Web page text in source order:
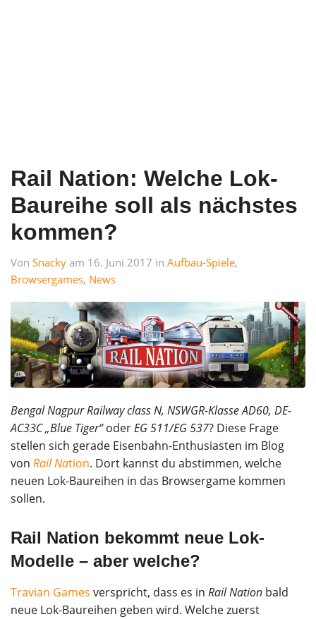
Rail Nation: Welche Lok-
Baureihe soll als nächstes
kommen?
Von Snacky am 16. Juni 2017 in Aufbau-Spiele,
Browsergames, News
Bengal Nagpur Railway class N, NSWGR-Klasse AD60, DE-
AC33C „Blue Tiger“oderEG 511/EG 537? Diese Frage
stellen sich gerade Eisenbahn-Enthusiasten im Blog
von Rail Nation. Dort kannst du abstimmen, welche
neuen Lok-Baureihen in das Browsergame kommen
sollen.
Rail Nation bekommt neue Lok-
Modelle – aber welche?
Travian Games verspricht, dass es in Rail Nation bald
neue Lok-Baureihen geben wird. Welche zuerst